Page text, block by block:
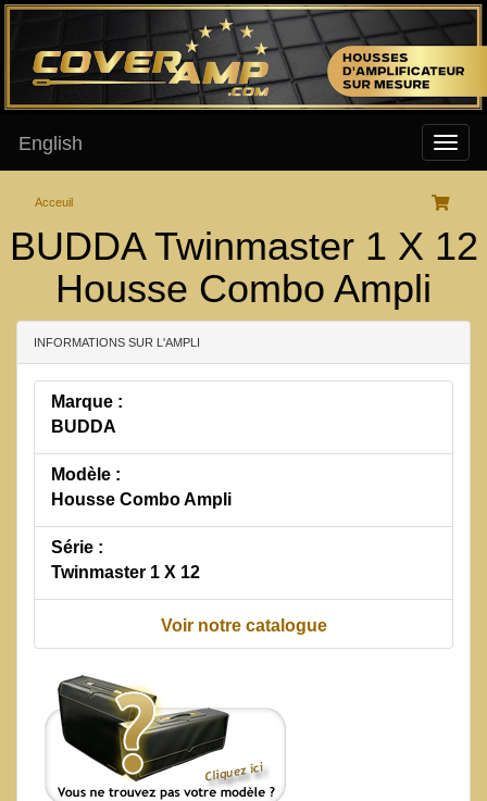
English
Acceuil
BUDDA Twinmaster 1 X 12
Housse Combo Ampli
INFORMATIONS SUR L'AMPLI
Marque :
BUDDA
Modèle :
Housse Combo Ampli
Série :
Twinmaster 1 X 12
Voir notre catalogue